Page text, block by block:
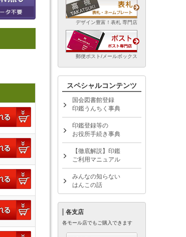
デザイン豊富！表札 専門店
郵便ポスト/メールボックス
スペシャルコンテンツ
国会図書館登録
印鑑うんちく事典
印鑑登録等の
お役所手続き事典
【徹底解説】印鑑
ご利用マニュアル
みんなの知らない
はんこの話
各支店
各モール店でもご購入できます